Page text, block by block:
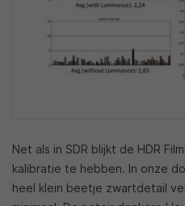
Net als in SDR blijkt de HDR
kalibratie te hebben. In onze
heel klein beetje zwartdetail